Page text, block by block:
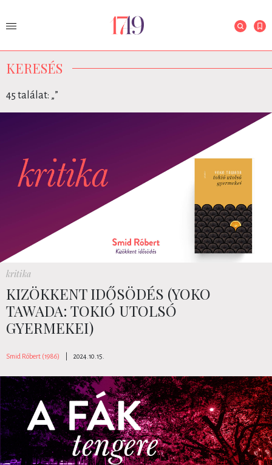
KERESÉS
45 találat: „”
kritika
KIZÖKKENT IDŐSÖDÉS (YOKO
TAWADA: TOKIÓ UTOLSÓ
GYERMEKEI)
Smid Róbert (1986) 2024.10.15.